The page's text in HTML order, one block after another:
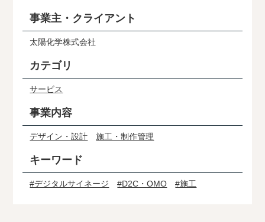
事業主・クライアント
太陽化学株式会社
カテゴリ
サービス
事業内容
デザイン・設計 施工・制作管理
キーワード
#デジタルサイネージ #D2C・OMO #施工